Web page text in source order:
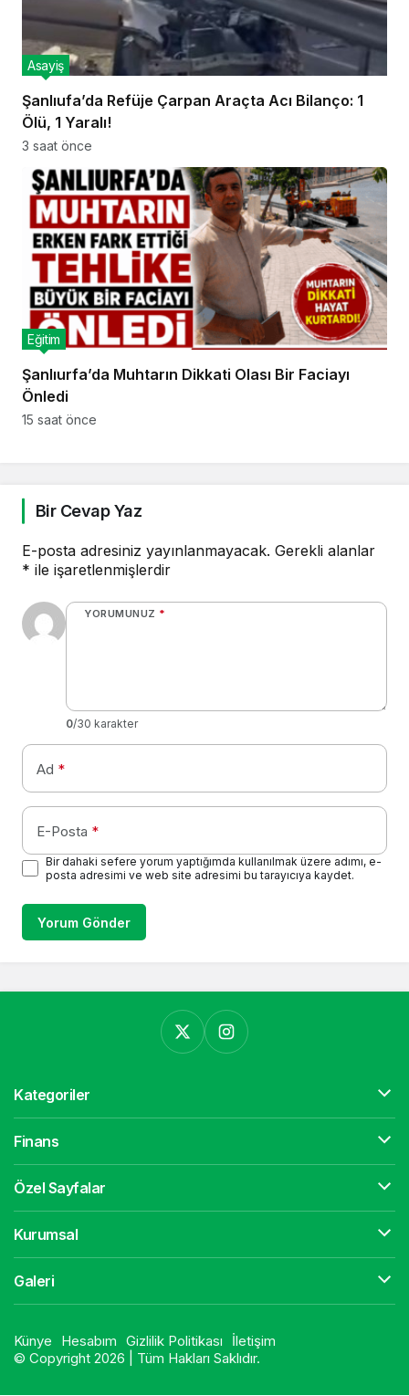
Şanlıufa’da Refüje Çarpan Araçta Acı Bilanço: 1
Ölü, 1 Yaralı!
Asayiş
3 saat önce
Şanlıurfa’da Muhtarın Dikkati Olası Bir Faciayı
Önledi
Eğitim
15 saat önce
Bir Cevap Yaz
E-posta adresiniz yayınlanmayacak. Gerekli alanlar
* ile işaretlenmişlerdir
YORUMUNUZ *
0/30 karakter
Ad *
E-Posta *
Bir dahaki sefere yorum yaptığımda kullanılmak üzere adımı, e-
posta adresimi ve web site adresimi bu tarayıcıya kaydet.
Yorum Gönder
Kategoriler
Finans
Özel Sayfalar
Kurumsal
Galeri
Künye Hesabım Gizlilik Politikası
İletişim
© Copyright 2026 | Tüm Hakları Saklıdır.